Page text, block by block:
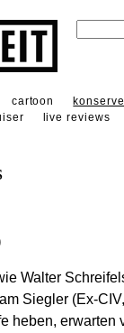
cartoon
live reviews
Walter
Siegler (Ex-
heben, erwarten